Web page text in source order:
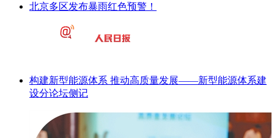
北京多区发布暴雨红色预警！
构建新型能源体系 推动高质量发展——新型能源体系建
设分论坛侧记